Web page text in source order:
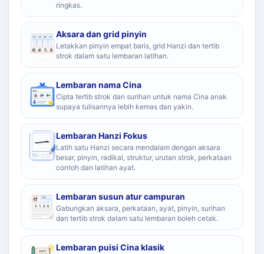
ringkas.
Aksara dan grid pinyin
Letakkan pinyin empat baris, grid Hanzi dan tertib
strok dalam satu lembaran latihan.
Lembaran nama Cina
Cipta tertib strok dan surihan untuk nama Cina anak
supaya tulisannya lebih kemas dan yakin.
Lembaran Hanzi Fokus
Latih satu Hanzi secara mendalam dengan aksara
besar, pinyin, radikal, struktur, urutan strok, perkataan
contoh dan latihan ayat.
Lembaran susun atur campuran
Gabungkan aksara, perkataan, ayat, pinyin, surihan
dan tertib strok dalam satu lembaran boleh cetak.
Lembaran puisi Cina klasik